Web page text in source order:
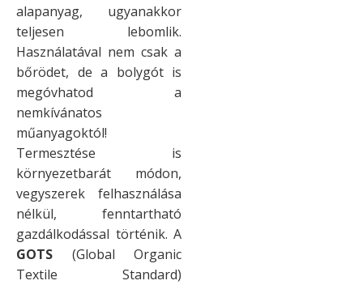
alapanyag, ugyanakkor
teljesen lebomlik.
Használatával nem csak a
bőrödet, de a bolygót is
megóvhatod a
nemkívánatos
műanyagoktól!
Termesztése is
környezetbarát módon,
vegyszerek felhasználása
nélkül, fenntartható
gazdálkodással történik. A
GOTS (Global Organic
Textile Standard)